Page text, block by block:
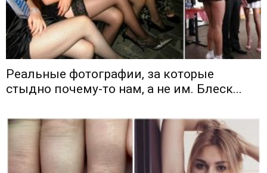
Реальные фотографии, за которые
стыдно почему-то нам, а не им. Блеск...